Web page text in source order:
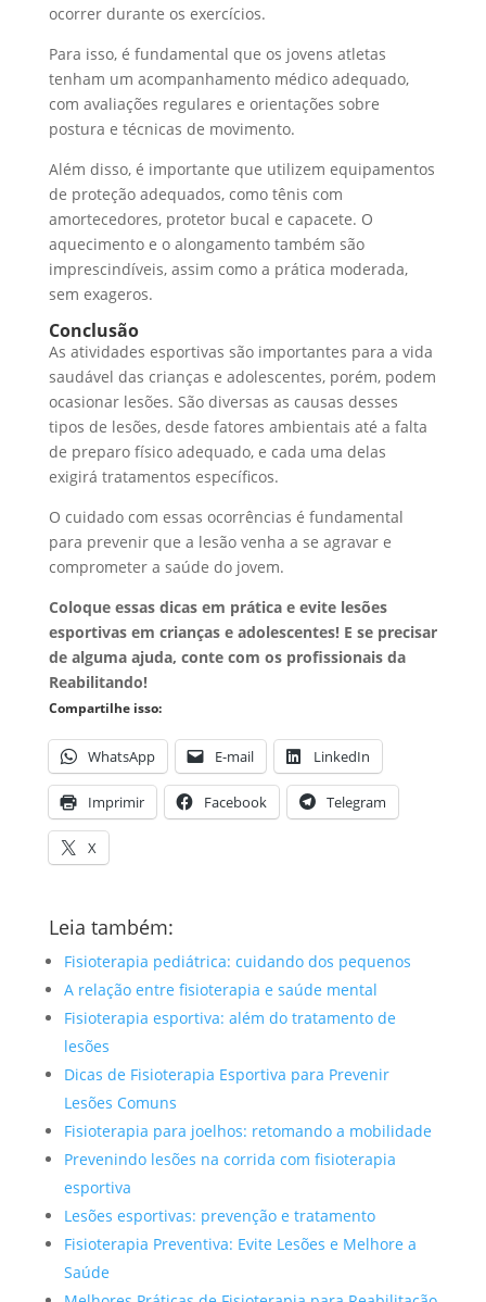
ocorrer durante os exercícios.
Para isso, é fundamental que os jovens atletas
tenham um acompanhamento médico adequado,
com avaliações regulares e orientações sobre
postura e técnicas de movimento.
Além disso, é importante que utilizem equipamentos
de proteção adequados, como tênis com
amortecedores, protetor bucal e capacete. O
aquecimento e o alongamento também são
imprescindíveis, assim como a prática moderada,
sem exageros.
Conclusão
As atividades esportivas são importantes para a vida
saudável das crianças e adolescentes, porém, podem
ocasionar lesões. São diversas as causas desses
tipos de lesões, desde fatores ambientais até a falta
de preparo físico adequado, e cada uma delas
exigirá tratamentos específicos.
O cuidado com essas ocorrências é fundamental
para prevenir que a lesão venha a se agravar e
comprometer a saúde do jovem.
Coloque essas dicas em prática e evite lesões
esportivas em crianças e adolescentes! E se precisar
de alguma ajuda, conte com os profissionais da
Reabilitando!
Compartilhe isso:
WhatsApp E-mail LinkedIn
Imprimir Facebook Telegram
X
Leia também:
Fisioterapia pediátrica: cuidando dos pequenos
A relação entre fisioterapia e saúde mental
Fisioterapia esportiva: além do tratamento de
lesões
Dicas de Fisioterapia Esportiva para Prevenir
Lesões Comuns
Fisioterapia para joelhos: retomando a mobilidade
Prevenindo lesões na corrida com fisioterapia
esportiva
Lesões esportivas: prevenção e tratamento
Fisioterapia Preventiva: Evite Lesões e Melhore a
Saúde